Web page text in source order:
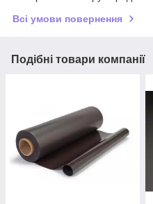
Всі умови повернення
Подібні товари компанії